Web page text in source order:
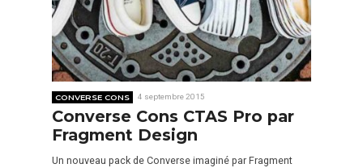
CONVERSE CONS 4 septembre 2015
Converse Cons CTAS Pro par
Fragment Design
Un nouveau pack de Converse imaginé par Fragment